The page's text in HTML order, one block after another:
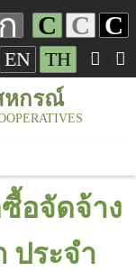
C C C
EN TH
หกรณ์
อจัดจ้าง
ประจำ